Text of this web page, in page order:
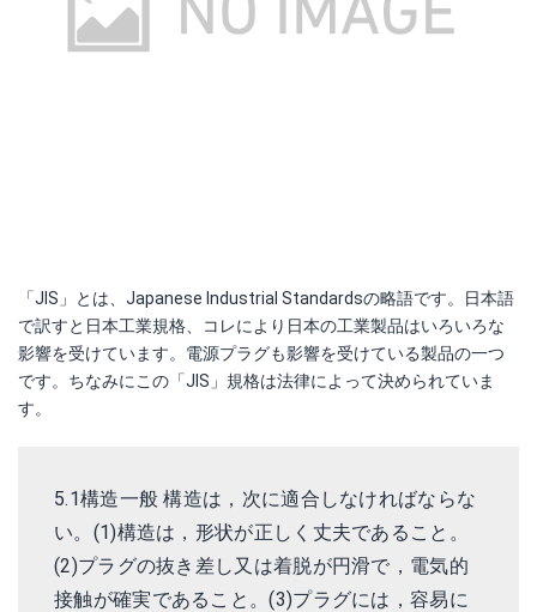
「JIS」とは、Japanese Industrial Standardsの略語です。日本語
で訳すと日本工業規格、コレにより日本の工業製品はいろいろな
影響を受けています。電源プラグも影響を受けている製品の一つ
です。ちなみにこの「JIS」規格は法律によって決められていま
す。
5.1構造一般 構造は，次に適合しなければならな
い。(1)構造は，形状が正しく丈夫であること。
(2)プラグの抜き差し又は着脱が円滑で，電気的
接触が確実であること。(3)プラグには，容易に